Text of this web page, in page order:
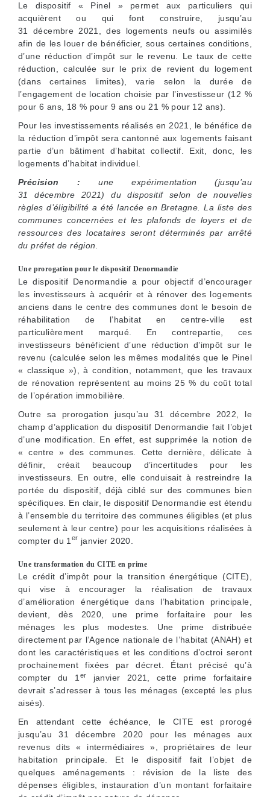
Le dispositif « Pinel » permet aux particuliers qui
acquièrent ou qui font construire, jusqu’au
31 décembre 2021, des logements neufs ou assimilés
afin de les louer de bénéficier, sous certaines conditions,
d’une réduction d’impôt sur le revenu. Le taux de cette
réduction, calculée sur le prix de revient du logement
(dans certaines limites), varie selon la durée de
l’engagement de location choisie par l’investisseur (12 %
pour 6 ans, 18 % pour 9 ans ou 21 % pour 12 ans).
Pour les investissements réalisés en 2021, le bénéfice de
la réduction d’impôt sera cantonné aux logements faisant
partie d’un bâtiment d’habitat collectif. Exit, donc, les
logements d’habitat individuel.
Précision : une expérimentation (jusqu’au
31 décembre 2021) du dispositif selon de nouvelles
règles d’éligibilité a été lancée en Bretagne. La liste des
communes concernées et les plafonds de loyers et de
ressources des locataires seront déterminés par arrêté
du préfet de région.
Une prorogation pour le dispositif Denormandie
Le dispositif Denormandie a pour objectif d’encourager
les investisseurs à acquérir et à rénover des logements
anciens dans le centre des communes dont le besoin de
réhabilitation de l’habitat en centre-ville est
particulièrement marqué. En contrepartie, ces
investisseurs bénéficient d’une réduction d’impôt sur le
revenu (calculée selon les mêmes modalités que le Pinel
« classique »), à condition, notamment, que les travaux
de rénovation représentent au moins 25 % du coût total
de l’opération immobilière.
Outre sa prorogation jusqu’au 31 décembre 2022, le
champ d’application du dispositif Denormandie fait l’objet
d’une modification. En effet, est supprimée la notion de
« centre » des communes. Cette dernière, délicate à
définir, créait beaucoup d’incertitudes pour les
investisseurs. En outre, elle conduisait à restreindre la
portée du dispositif, déjà ciblé sur des communes bien
spécifiques. En clair, le dispositif Denormandie est étendu
à l’ensemble du territoire des communes éligibles (et plus
seulement à leur centre) pour les acquisitions réalisées à
compter du 1 er janvier 2020.
Une transformation du CITE en prime
Le crédit d’impôt pour la transition énergétique (CITE),
qui vise à encourager la réalisation de travaux
d’amélioration énergétique dans l’habitation principale,
devient, dès 2020, une prime forfaitaire pour les
ménages les plus modestes. Une prime distribuée
directement par l’Agence nationale de l’habitat (ANAH) et
dont les caractéristiques et les conditions d’octroi seront
prochainement fixées par décret. Étant précisé qu’à
compter du 1 er
janvier 2021, cette prime forfaitaire
devrait s’adresser à tous les ménages (excepté les plus
aisés).
En attendant cette échéance, le CITE est prorogé
jusqu’au 31 décembre 2020 pour les ménages aux
revenus dits « intermédiaires », propriétaires de leur
habitation principale. Et le dispositif fait l’objet de
quelques aménagements : révision de la liste des
dépenses éligibles, instauration d’un montant forfaitaire